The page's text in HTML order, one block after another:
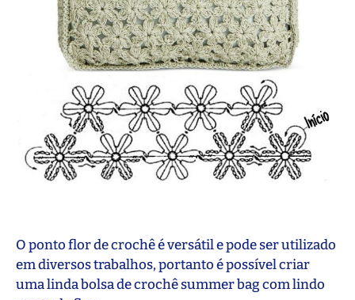
O ponto flor de crochê é versátil e pode ser utilizado
em diversos trabalhos, portanto é possível criar
uma linda bolsa de crochê summer bag com lindo